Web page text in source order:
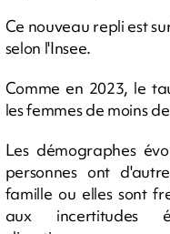
Ce nouveau repli est
selon l'Insee.
Comme en 2023, le
les femmes de moins
Les démographes
personnes ont
famille ou elles sont
aux incertitudes